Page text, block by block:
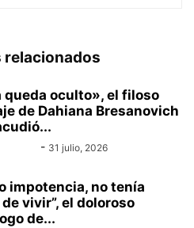
queda oculto», el filoso
de Dahiana Bresanovich
- 31 julio, 2026
impotencia, no tenía
vivir”, el doloroso
de...